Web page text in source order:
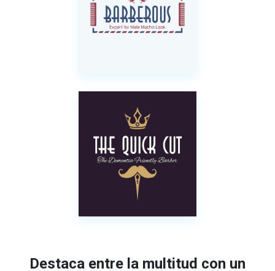
Destaca entre la multitud con un